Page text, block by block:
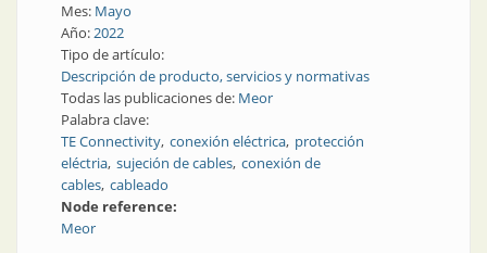
Mes: Mayo
Año:2022
Tipo de artículo:
Descripción de producto, servicios y normativas
Todas las publicaciones de: Meor
Palabra clave:
TE Connectivity conexión eléctrica protección
eléctria sujeción de cables conexión de
cables cableado
Node reference:
Meor